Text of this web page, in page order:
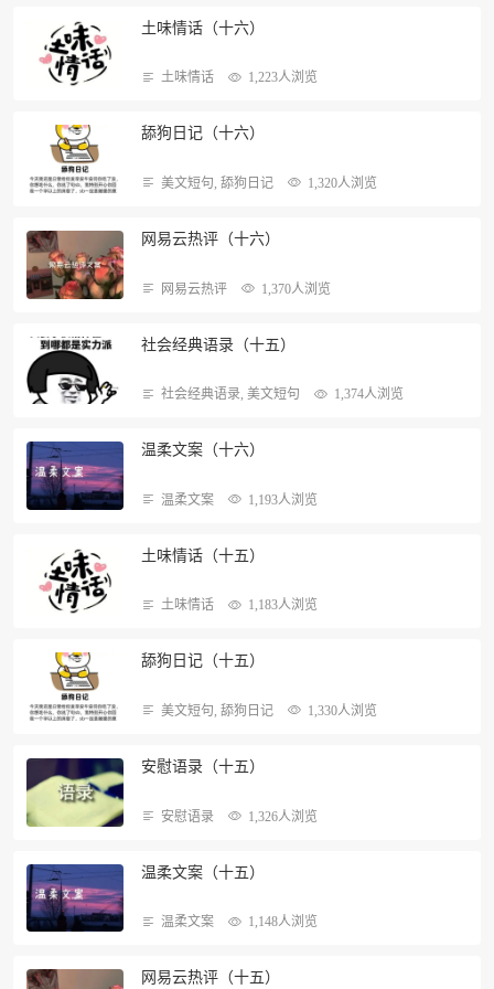
土味情话（十六）
土味情话 1,223人浏览
舔狗日记（十六）
美文短句, 舔狗日记 1,320人浏览
网易云热评（十六）
网易云热评 1,370人浏览
社会经典语录（十五）
社会经典语录, 美文短句 1,374人浏览
温柔文案（十六）
温柔文案 1,193人浏览
土味情话（十五）
土味情话 1,183人浏览
舔狗日记（十五）
美文短句, 舔狗日记 1,330人浏览
安慰语录（十五）
安慰语录 1,326人浏览
温柔文案（十五）
温柔文案 1,148人浏览
网易云热评（十五）